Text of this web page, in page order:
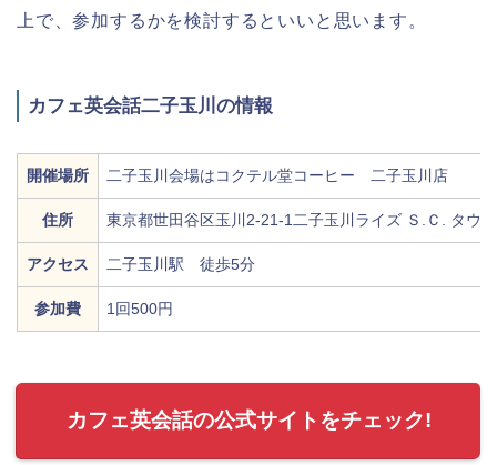
上で、参加するかを検討するといいと思います。
カフェ英会話二子玉川の情報
開催場所 二子玉川会場はコクテル堂コーヒー 二子玉川店
住所 東京都世田谷区玉川2-21-1二子玉川ライズ Ｓ.Ｃ. タウ
アクセス 二子玉川駅 徒歩5分
参加費 1回500円
カフェ英会話の公式サイトをチェック!